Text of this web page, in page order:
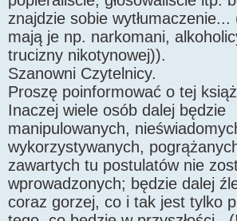
znajdzie sobie
mają je np. narkomani,
trucizny nikotynowej)).
Szanowni Czytelnicy.
Proszę poinformować o tej
Inaczej wiele osób dalej będzie
manipulowanych,
wykorzystywanych,
zawartych tu postulatów nie
wprowadzonych; będzie dalej
coraz gorzej, co i tak jest tylko